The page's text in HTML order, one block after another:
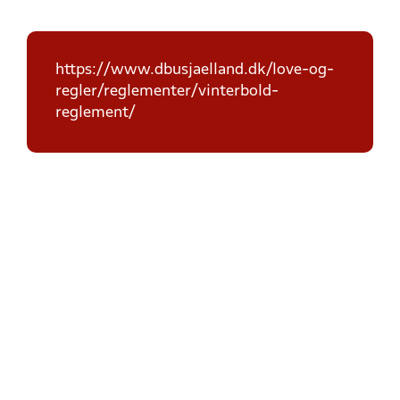
https://www.dbusjaelland.dk/love-og-
regler/reglementer/vinterbold-
reglement/